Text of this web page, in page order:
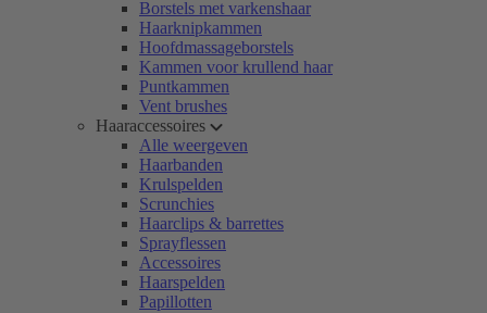
Borstels met varkenshaar
Haarknipkammen
Hoofdmassageborstels
Kammen voor krullend haar
Puntkammen
Vent brushes
Haaraccessoires
Alle weergeven
Haarbanden
Krulspelden
Scrunchies
Haarclips & barrettes
Sprayflessen
Accessoires
Haarspelden
Papillotten